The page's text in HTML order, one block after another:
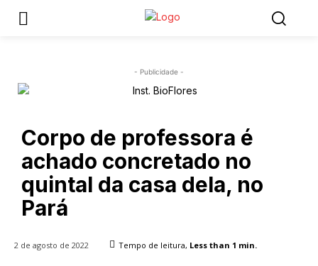
- Publicidade -
Corpo de professora é
achado concretado no
quintal da casa dela, no
Pará
2 de agosto de 2022 Tempo de leitura, Less than 1 min.